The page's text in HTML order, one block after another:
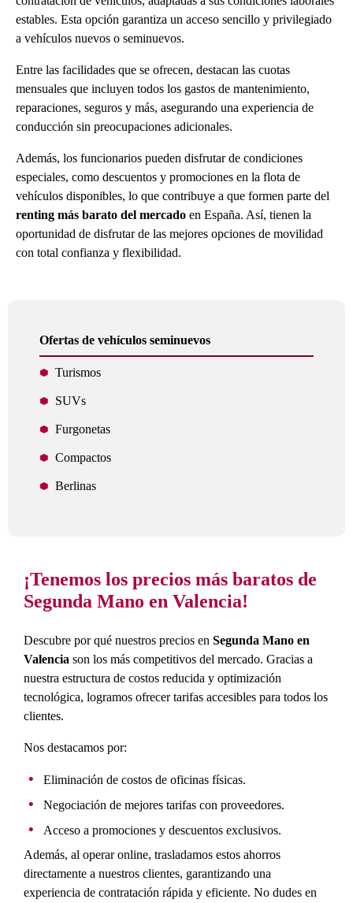
estables. Esta opción garantiza un acceso sencillo y privilegiado
a vehículos nuevos o seminuevos.
Entre las facilidades que se ofrecen, destacan las cuotas
mensuales que incluyen todos los gastos de mantenimiento,
reparaciones, seguros y más, asegurando una experiencia de
conducción sin preocupaciones adicionales.
Además, los funcionarios pueden disfrutar de condiciones
especiales, como descuentos y promociones en la flota de
vehículos disponibles, lo que contribuye a que formen parte del
renting más barato del mercado en España. Así, tienen la
oportunidad de disfrutar de las mejores opciones de movilidad
con total confianza y flexibilidad.
Ofertas de vehículos seminuevos
Turismos
SUVs
Furgonetas
Compactos
Berlinas
¡Tenemos los precios más baratos de
Segunda Mano en Valencia!
Descubre por qué nuestros precios en Segunda Mano en
Valencia son los más competitivos del mercado. Gracias a
nuestra estructura de costos reducida y optimización
tecnológica, logramos ofrecer tarifas accesibles para todos los
clientes.
Nos destacamos por:
Eliminación de costos de oficinas físicas.
Negociación de mejores tarifas con proveedores.
Acceso a promociones y descuentos exclusivos.
Además, al operar online, trasladamos estos ahorros
directamente a nuestros clientes, garantizando una
experiencia de contratación rápida y eficiente. No dudes en